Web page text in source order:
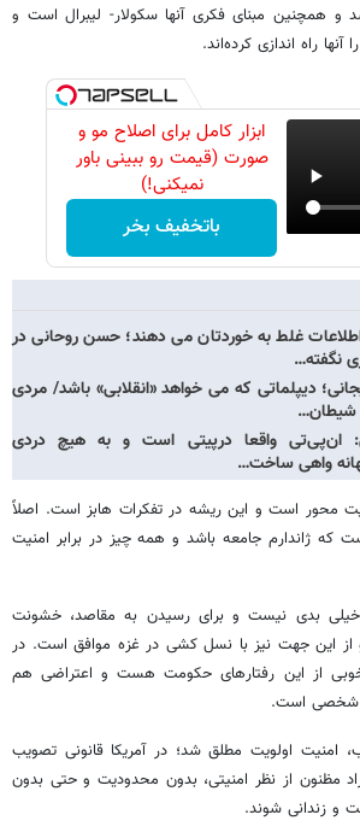
و همچنین مبنای فکری آنها سکولار- لیبرال است و
راه اندازی کرده‌اند.
ابزار کامل برای اصلاح مو و
صورت (قیمت رو ببینی باور
نمیکنی!)
باتخفیف بخر
اطلاعات غلط به خوردتان می دهند؛ حسن روحانی در
نگفته…
دیپلماتی که می خواهد «انقلابی» باشد/ مردی
شیطان…
ان‌پی‌تی واقعا درپیتی است و به هیچ دردی
واهی ساخت…
محور است و این ریشه در تفکرات هابز است. اصلاً
که ژاندارم جامعه باشد و همه چیز در برابر امنیت
بدی نیست و برای رسیدن به مقاصد، خشونت
از این جهت نیز با نسل کشی در غزه موافق است. در
از این رفتارهای حکومت هست و اعتراضی هم
شخصی است.
در غرب، امنیت اولویت مطلق شد؛ در آمریکا قانونی تصویب
مظنون از نظر امنیتی، بدون محدودیت و حتی بدون
و زندانی شوند.